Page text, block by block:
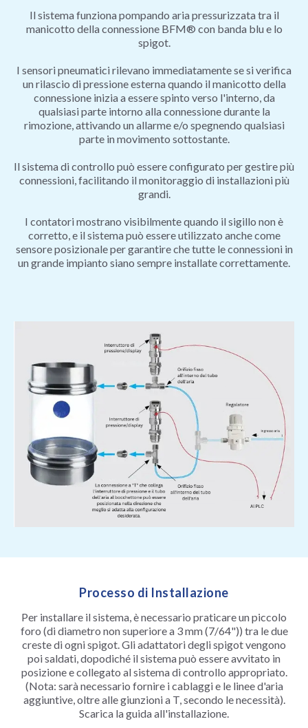
Il sistema funziona pompando aria pressurizzata tra il
manicotto della connessione BFM® con banda blu e lo
spigot.
I sensori pneumatici rilevano immediatamente se si verifica
un rilascio di pressione esterna quando il manicotto della
connessione inizia a essere spinto verso l'interno, da
qualsiasi parte intorno alla connessione durante la
rimozione, attivando un allarme e/o spegnendo qualsiasi
parte in movimento sottostante.
Il sistema di controllo può essere configurato per gestire più
connessioni, facilitando il monitoraggio di installazioni più
grandi.
I contatori mostrano visibilmente quando il sigillo non è
corretto, e il sistema può essere utilizzato anche come
sensore posizionale per garantire che tutte le connessioni in
un grande impianto siano sempre installate correttamente.
Processo di Installazione
Per installare il sistema, è necessario praticare un piccolo
foro (di diametro non superiore a 3 mm (7/64")) tra le due
creste di ogni spigot. Gli adattatori degli spigot vengono
poi saldati, dopodiché il sistema può essere avvitato in
posizione e collegato al sistema di controllo appropriato.
(Nota: sarà necessario fornire i cablaggi e le linee d'aria
aggiuntive, oltre alle giunzioni a T, secondo le necessità).
Scarica la guida all'installazione.